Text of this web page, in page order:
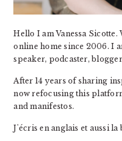
Hello I am Vanessa Sicotte.
online home since 2006. I
speaker, podcaster,
After 14 years of sharing
now refocusing this
and manifestos.
J'écris en anglais et aussi